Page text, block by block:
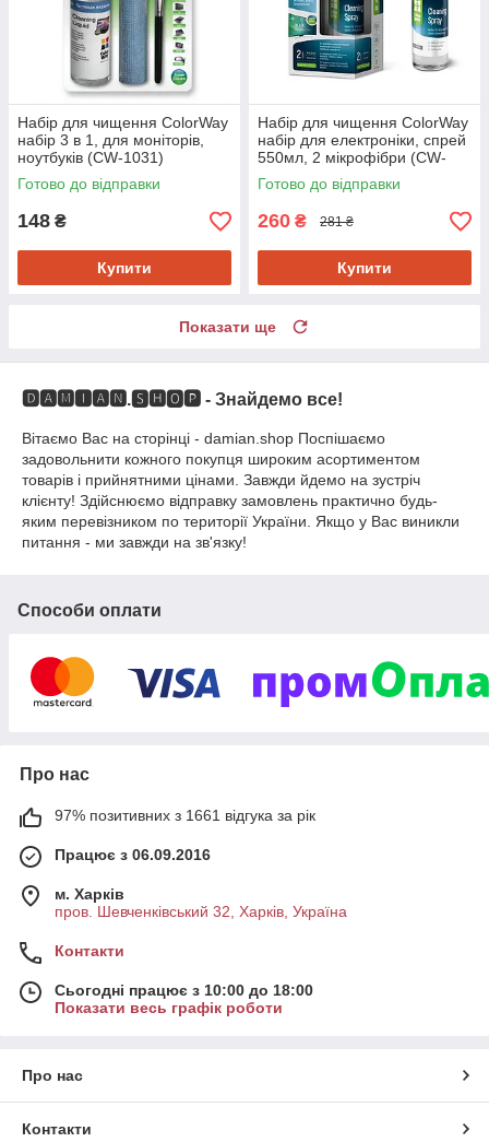
Набір для чищення ColorWay
набір 3 в 1, для моніторів,
ноутбуків (CW-1031)
Готово до відправки
148 ₴
Купити
Набір для чищення ColorWay
набір для електроніки, спрей
550мл, 2 мікрофібри (CW-
5500)
Готово до відправки
260 ₴ 281 ₴
Купити
Показати ще
🅳🅰🅼🅸🅰🅽.🆂🅷🅾🅿 - Знайдемо все!
Вітаємо Вас на сторінці - damian.shop Поспішаємо
задовольнити кожного покупця широким асортиментом
товарів і прийнятними цінами. Завжди йдемо на зустріч
клієнту! Здійснюємо відправку замовлень практично будь-
яким перевізником по території України. Якщо у Вас виникли
питання - ми завжди на зв'язку!
Способи оплати
Про нас
97% позитивних з 1661 відгука за рік
Працює з 06.09.2016
м. Харків
пров. Шевченківський 32, Харків, Україна
Контакти
Сьогодні працює з 10:00 до 18:00
Показати весь графік роботи
Про нас
Контакти